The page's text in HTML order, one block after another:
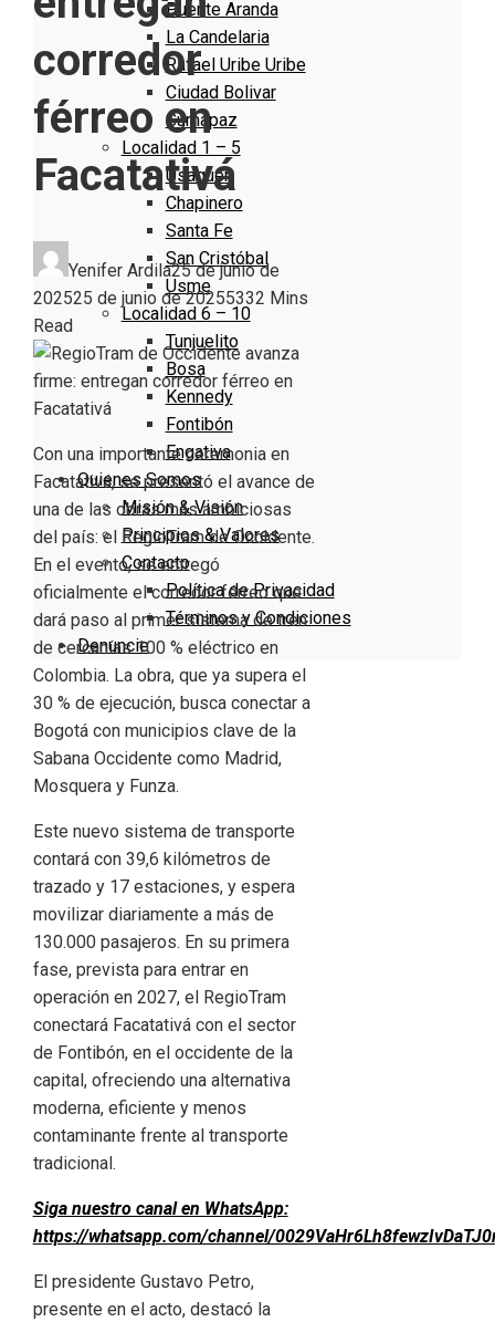
Puente Aranda
La Candelaria
Rafael Uribe Uribe
Ciudad Bolivar
Sumapaz
Localidad 1 – 5
Usaquen
Chapinero
Santa Fe
San Cristóbal
Usme
Localidad 6 – 10
Tunjuelito
Bosa
Kennedy
Fontibón
Engativa
Quienes Somos
Misión & Visión
Principios & Valores
Contacto
Política de Privacidad
Términos y Condiciones
Denuncie
corredor
férreo en
Facatativá
Yenifer Ardila25 de junio de
202525 de junio de 20255332 Mins
Read
Con una importante ceremonia en
Facatativá, se presentó el avance de
una de las obras más ambiciosas
del país: el RegioTram de Occidente.
En el evento, se entregó
oficialmente el corredor férreo que
dará paso al primer sistema de tren
de cercanías 100 % eléctrico en
Colombia. La obra, que ya supera el
30 % de ejecución, busca conectar a
Bogotá con municipios clave de la
Sabana Occidente como Madrid,
Mosquera y Funza.
Este nuevo sistema de transporte
contará con 39,6 kilómetros de
trazado y 17 estaciones, y espera
movilizar diariamente a más de
130.000 pasajeros. En su primera
fase, prevista para entrar en
operación en 2027, el RegioTram
conectará Facatativá con el sector
de Fontibón, en el occidente de la
capital, ofreciendo una alternativa
moderna, eficiente y menos
contaminante frente al transporte
tradicional.
Siga nuestro canal en WhatsApp:
https://whatsapp.com/channel/
El presidente Gustavo Petro,
presente en el acto, destacó la